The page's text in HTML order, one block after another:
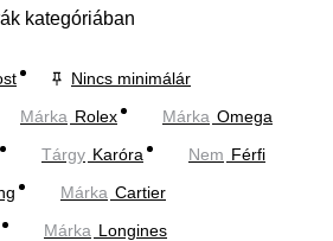
kategóriában
Nincs minimálár
Márka Rolex Márka Omega
Tárgy Karóra Nem Férfi
Márka Cartier
Márka Longines